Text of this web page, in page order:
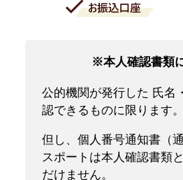
※本人確認書類
公的機関が発行した 氏名
認できるものに限ります。
但し、個人番号通知書（
スポートは本人確認書類
だけません。